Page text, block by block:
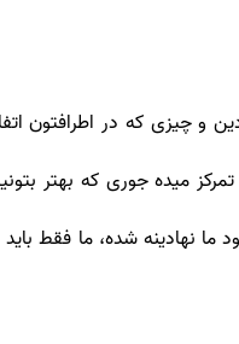
که در اطرافتون اتفاق
جوری که بهتر بتونین
شده، ما فقط باید